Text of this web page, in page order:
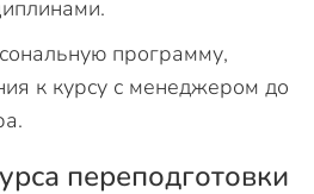
программу,
к курсу с менеджером до
переподготовки